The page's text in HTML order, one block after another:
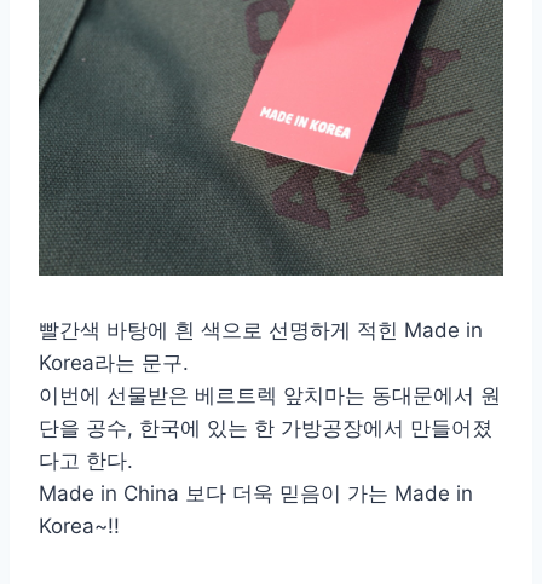
빨간색 바탕에 흰 색으로 선명하게 적힌 Made in
Korea라는 문구.
이번에 선물받은 베르트렉 앞치마는 동대문에서 원
단을 공수, 한국에 있는 한 가방공장에서 만들어졌
다고 한다.
Made in China 보다 더욱 믿음이 가는 Made in
Korea~!!